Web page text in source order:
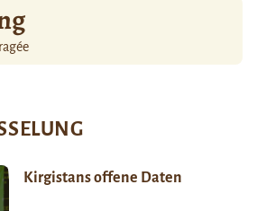
Kirgistans offene Daten